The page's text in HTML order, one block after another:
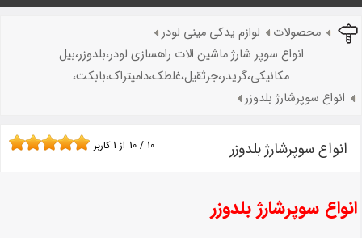
محصولات
لوازم یدکی مینی لودر
انواع سوپر شارژ ماشین الات راهسازی لودر،بلدوزر،بیل
مکانیکی،گریدر،جرثقیل،غلطک،دامپتراک،بابکت،
انواع سوپرشارژ بلدوزر
انواع سوپرشارژ بلدوزر 10 / 10 از 1کاربر
انواع سوپرشارژ بلدوزر